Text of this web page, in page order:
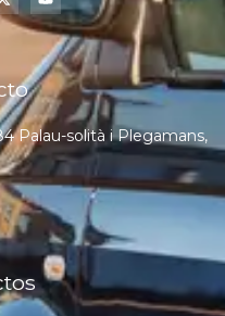
Palau-solità i Plegamans,